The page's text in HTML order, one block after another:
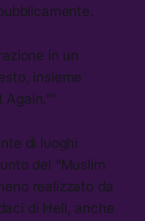
in un
insieme
di luoghi
del “Muslim
realizzato da
di Hell, anche